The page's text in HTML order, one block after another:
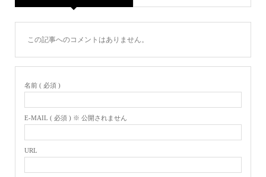
この記事へのコメントはありません。
名前 ( 必須 )
E-MAIL ( 必須 ) ※ 公開されません
URL